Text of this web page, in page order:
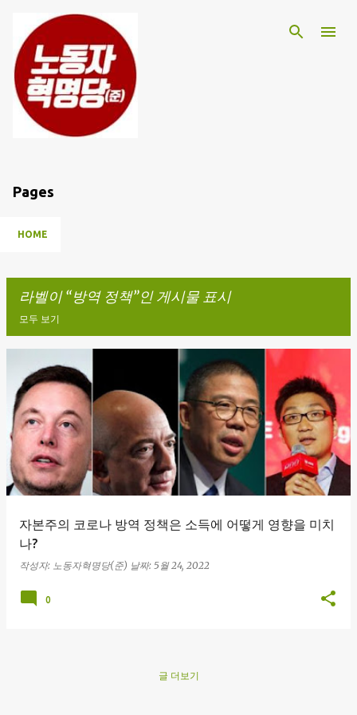
Pages
HOME
라벨이 방역 정책 인 게시물 표시
모두 보기
자본주의 코로나 방역 정책은 소득에 어떻게 영향을 미치
나?
작성자: 노동자혁명당(준) 날짜: 5월 24, 2022
0
글 더보기